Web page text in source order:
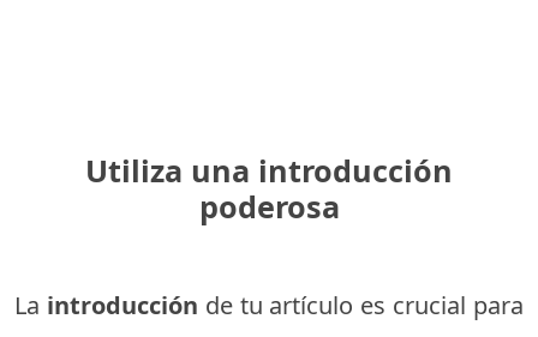
Utiliza una introducción
poderosa
La introducción de tu artículo es crucial para